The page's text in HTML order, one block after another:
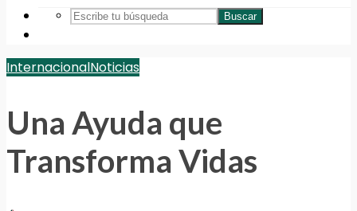
Buscar
InternacionalNoticias
Una Ayuda que
Transforma Vidas